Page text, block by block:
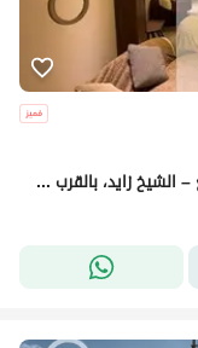
دوبلكس فاخر للبيع موقع متميز جدًا بالحي التاسع – الشيخ زايد، بالقرب من كافة الخدمات، وعلى دقائق من وصلة دهشور وA Plaza.